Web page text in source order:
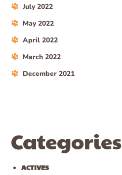
July 2022
May 2022
April 2022
March 2022
December 2021
Categories
ACTIVES